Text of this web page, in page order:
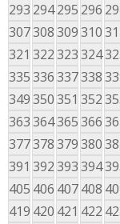
293 294295 296
307308309310
321 322323324
335336337338
349350351 352
363364365366
377378379380
391 392393394
405 406 407408
419 420 421 422